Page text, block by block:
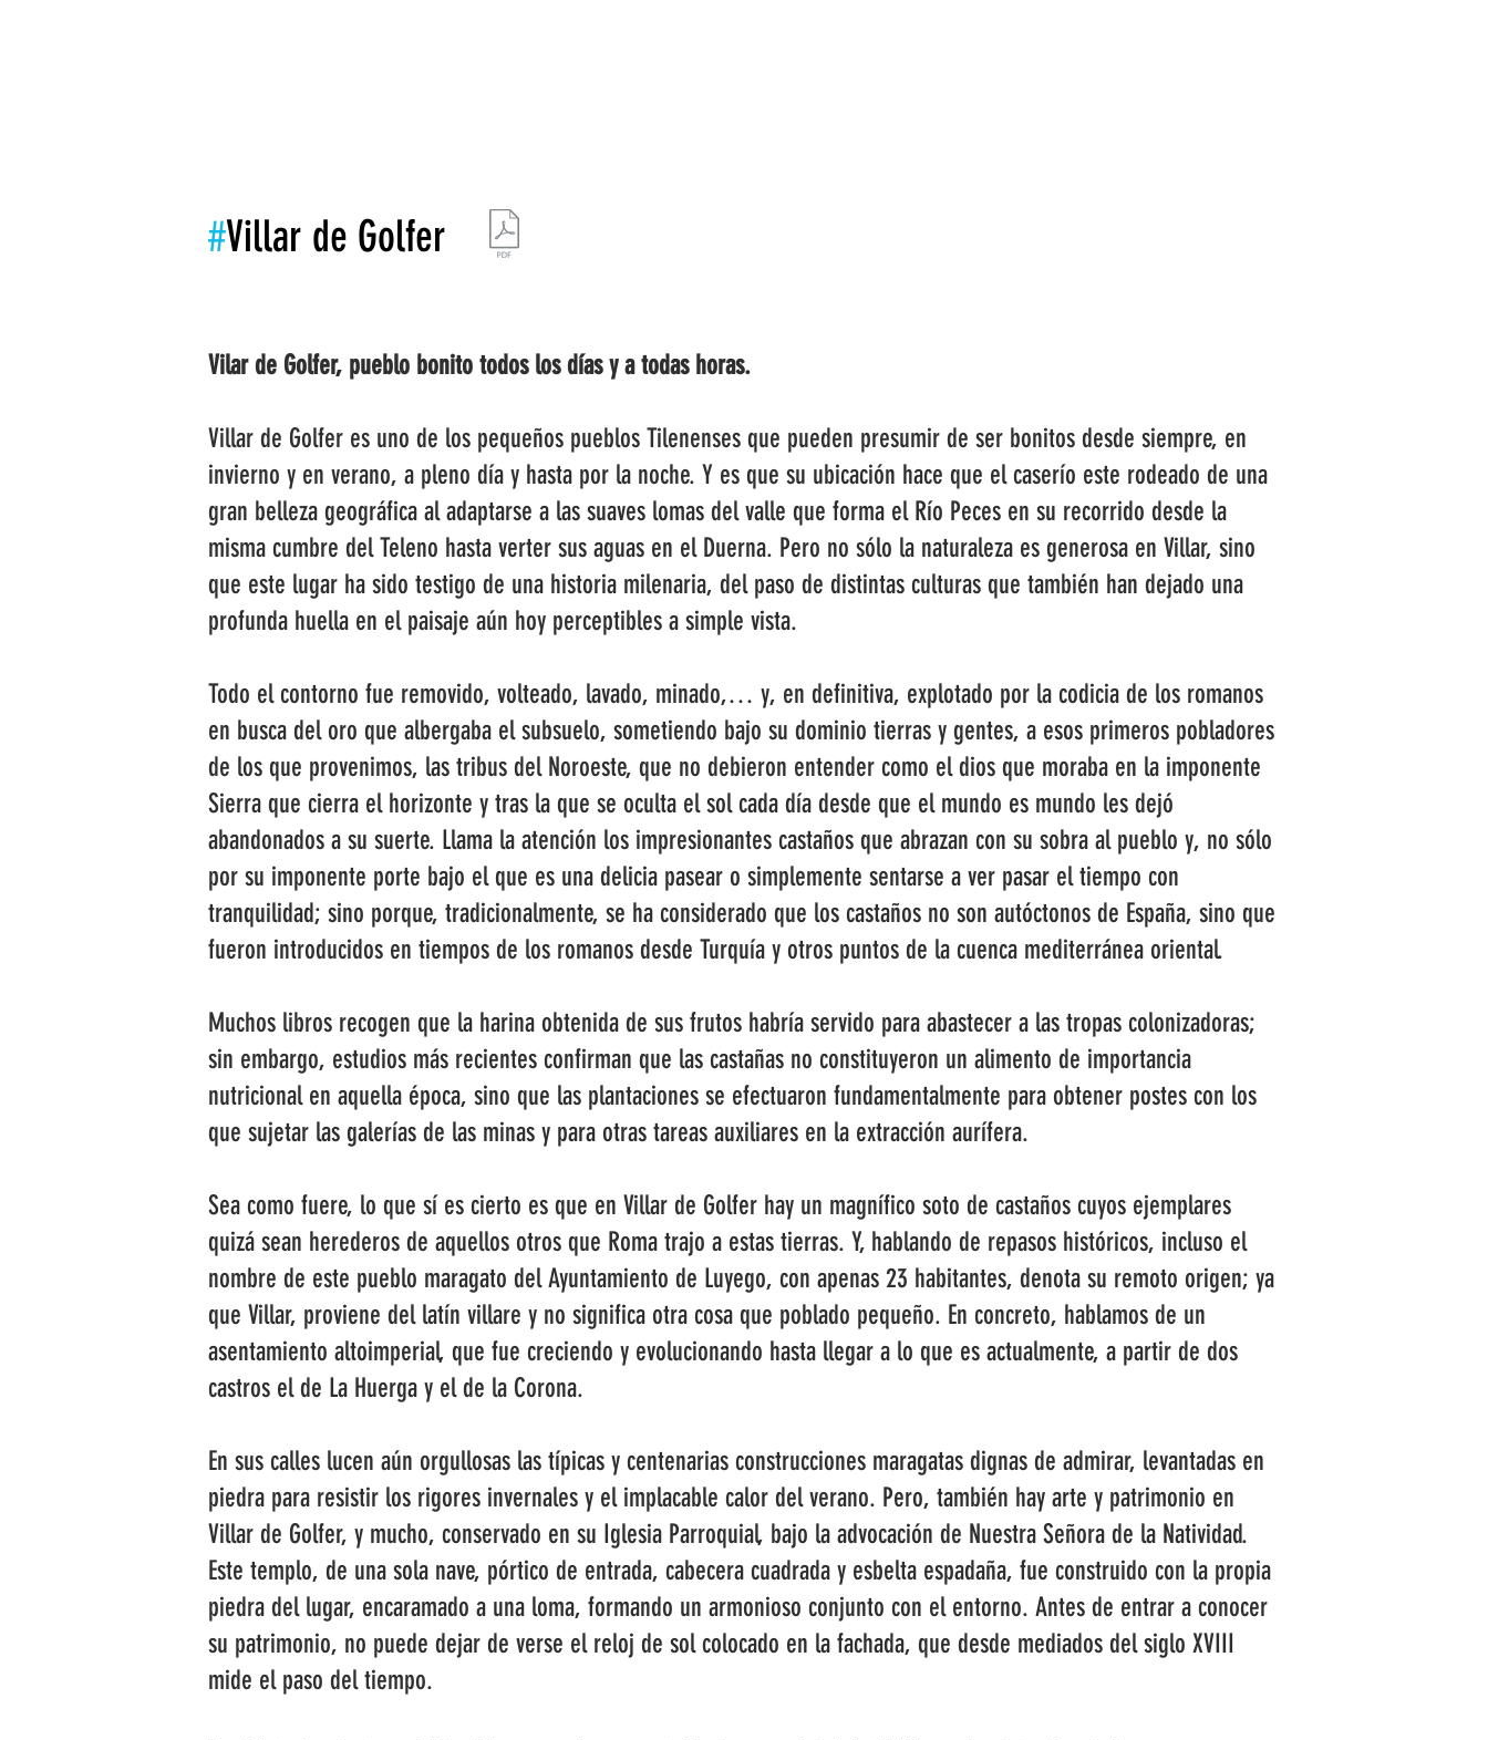
#Villar de Golfer
Vilar de Golfer, pueblo bonito todos los días y a todas horas.
Villar de Golfer es uno de los pequeños pueblos Tilenenses que pueden presumir de ser bonitos desde siempre, en
invierno y en verano, a pleno día y hasta por la noche. Y es que su ubicación hace que el caserío este rodeado de una
gran belleza geográfica al adaptarse a las suaves lomas del valle que forma el Río Peces en su recorrido desde la
misma cumbre del Teleno hasta verter sus aguas en el Duerna. Pero no sólo la naturaleza es generosa en Villar, sino
que este lugar ha sido testigo de una historia milenaria, del paso de distintas culturas que también han dejado una
profunda huella en el paisaje aún hoy perceptibles a simple vista.
Todo el contorno fue removido, volteado, lavado, minado,… y, en definitiva, explotado por la codicia de los romanos
en busca del oro que albergaba el subsuelo, sometiendo bajo su dominio tierras y gentes, a esos primeros pobladores
de los que provenimos, las tribus del Noroeste, que no debieron entender como el dios que moraba en la imponente
Sierra que cierra el horizonte y tras la que se oculta el sol cada día desde que el mundo es mundo les dejó
abandonados a su suerte. Llama la atención los impresionantes castaños que abrazan con su sobra al pueblo y, no sólo
por su imponente porte bajo el que es una delicia pasear o simplemente sentarse a ver pasar el tiempo con
tranquilidad; sino porque, tradicionalmente, se ha considerado que los castaños no son autóctonos de España, sino que
fueron introducidos en tiempos de los romanos desde Turquía y otros puntos de la cuenca mediterránea oriental.
Muchos libros recogen que la harina obtenida de sus frutos habría servido para abastecer a las tropas colonizadoras;
sin embargo, estudios más recientes confirman que las castañas no constituyeron un alimento de importancia
nutricional en aquella época, sino que las plantaciones se efectuaron fundamentalmente para obtener postes con los
que sujetar las galerías de las minas y para otras tareas auxiliares en la extracción aurífera.
Sea como fuere, lo que sí es cierto es que en Villar de Golfer hay un magnífico soto de castaños cuyos ejemplares
quizá sean herederos de aquellos otros que Roma trajo a estas tierras. Y, hablando de repasos históricos, incluso el
nombre de este pueblo maragato del Ayuntamiento de Luyego, con apenas 23 habitantes, denota su remoto origen; ya
que Villar, proviene del latín villare y no significa otra cosa que poblado pequeño. En concreto, hablamos de un
asentamiento altoimperial, que fue creciendo y evolucionando hasta llegar a lo que es actualmente, a partir de dos
castros el de La Huerga y el de la Corona.
En sus calles lucen aún orgullosas las típicas y centenarias construcciones maragatas dignas de admirar, levantadas en
piedra para resistir los rigores invernales y el implacable calor del verano. Pero, también hay arte y patrimonio en
Villar de Golfer, y mucho, conservado en su Iglesia Parroquial, bajo la advocación de Nuestra Señora de la Natividad.
Este templo, de una sola nave, pórtico de entrada, cabecera cuadrada y esbelta espadaña, fue construido con la propia
piedra del lugar, encaramado a una loma, formando un armonioso conjunto con el entorno. Antes de entrar a conocer
su patrimonio, no puede dejar de verse el reloj de sol colocado en la fachada, que desde mediados del siglo XVIII
mide el paso del tiempo.